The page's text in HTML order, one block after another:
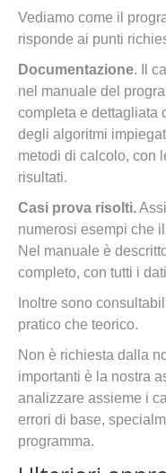
Vediamo come il
risponde ai punti
Documentazione. Il
nel manuale del
completa e dettagliata
degli algoritmi
metodi di calcolo, con
risultati.
Casi prova risolti.
numerosi esempi che
Nel manuale è
completo, con tutti i
Inoltre sono
pratico che teorico.
Non è richiesta dalla
importanti è la nostra
analizzare assieme i
errori di base,
programma.